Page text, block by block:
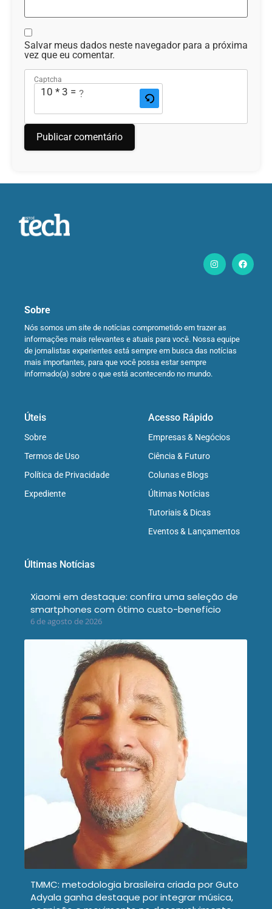
Salvar meus dados neste navegador para a próxima
vez que eu comentar.
Captcha
10 * 3 = ?
Sobre
Nós somos um site de notícias comprometido em trazer as
informações mais relevantes e atuais para você. Nossa equipe
de jornalistas experientes está sempre em busca das notícias
mais importantes, para que você possa estar sempre
informado(a) sobre o que está acontecendo no mundo.
Úteis
Sobre
Termos de Uso
Política de Privacidade
Expediente
Acesso Rápido
Empresas & Negócios
Ciência & Futuro
Colunas e Blogs
Últimas Notícias
Tutoriais & Dicas
Eventos & Lançamentos
Últimas Notícias
Xiaomi em destaque: confira uma seleção de
smartphones com ótimo custo-benefício
6 de agosto de 2026
TMMC: metodologia brasileira criada por Guto
Adyala ganha destaque por integrar música,